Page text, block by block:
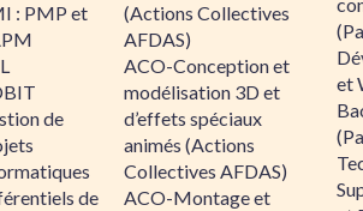
: PMP et
de
de
(Actions Collectives
AFDAS)
ACO-Conception et
modélisation 3D et
d’effets spéciaux
animés (Actions
Collectives AFDAS)
ACO-Montage et
et